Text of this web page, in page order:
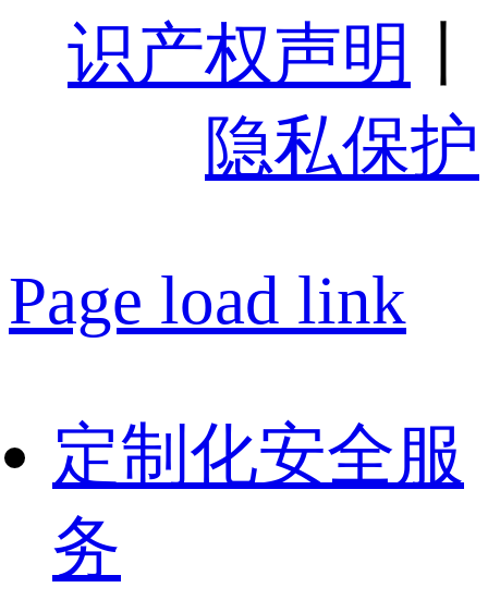
识产权声明
隐私保护
Page load link
定制化安全服
务